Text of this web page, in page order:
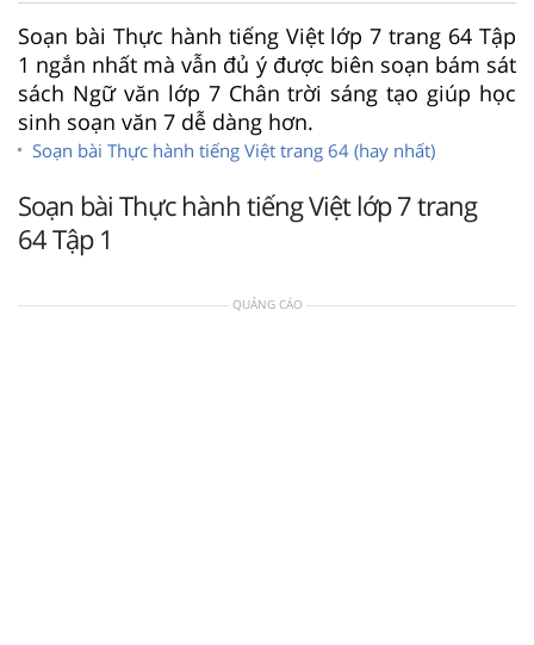
Soạn bài Thực hành tiếng Việt lớp 7 trang 64 Tập
1 ngắn nhất mà vẫn đủ ý được biên soạn bám sát
sách Ngữ văn lớp 7 Chân trời sáng tạo giúp học
sinh soạn văn 7 dễ dàng hơn.
Soạn bài Thực hành tiếng Việt trang 64 (hay nhất)
Soạn bài Thực hành tiếng Việt lớp 7 trang
64 Tập 1
QUẢNG CÁO